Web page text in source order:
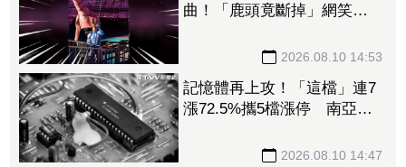
曲！「鹿頭竟斷掉」網笑
2026.08.10 14:53
記憶體再上攻！「這檔」連7
漲72.5%攜5檔漲停 南亞
2026.08.10 14:47